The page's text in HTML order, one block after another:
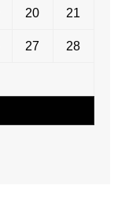
20 21
27 28